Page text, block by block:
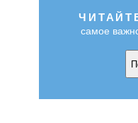
самое